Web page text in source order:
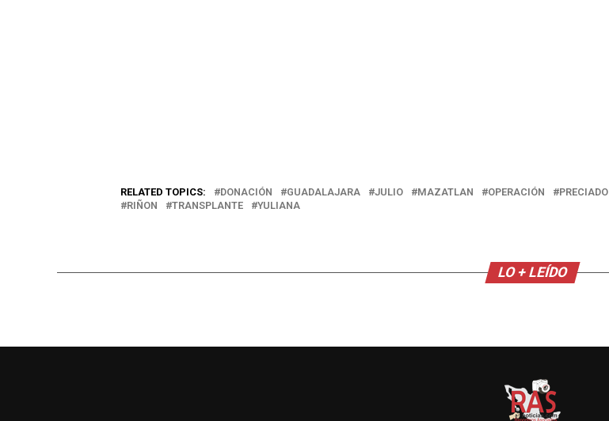
RELATED TOPICS: DONACIÓN GUADALAJARA JULIO MAZATLAN OPERACIÓN PRECIADO
RIÑON
TRANSPLANTE YULIANA
LO + LEÍDO